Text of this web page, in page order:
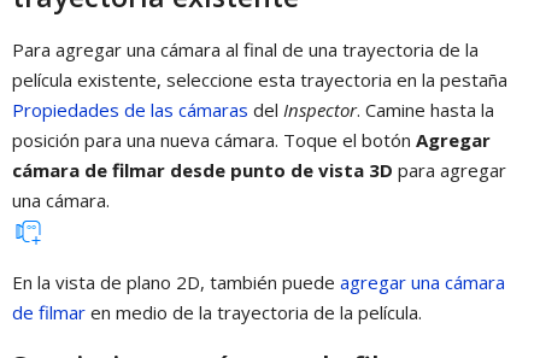
Para agregar una cámara al final de una trayectoria de la
película existente, seleccione esta trayectoria en la pestaña
Propiedades de las cámaras del Inspector. Camine hasta la
posición para una nueva cámara. Toque el botón Agregar
cámara de filmar desde punto de vista 3D para agregar
una cámara.
En la vista de plano 2D, también puede agregar una cámara
de filmar en medio de la trayectoria de la película.